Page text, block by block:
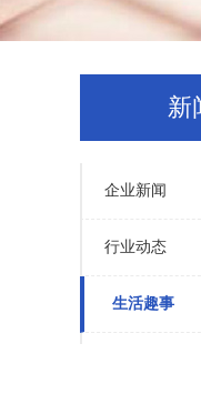
新
企业新闻
行业动态
生活趣事